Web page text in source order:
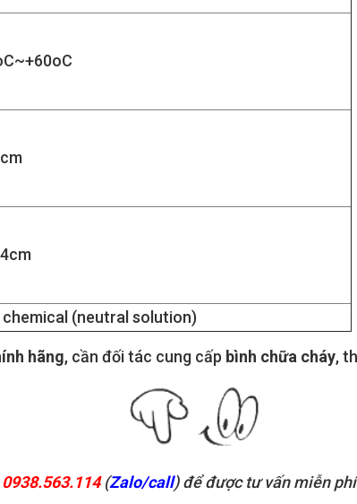
(neutral solution)
hãng, cần đối tác cung cấp bình chữa cháy,
0938.563.114(Zalo/call) để được tư vấn miễn